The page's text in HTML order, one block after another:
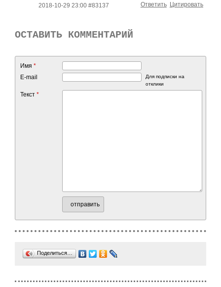
2018-10-29 23:00 #83137 Цитировать
Ответить
ОСТАВИТЬ КОММЕНТАРИЙ
Имя *
E-mail
Для подписки на
отклики
Текст *
отправить
Поделиться…